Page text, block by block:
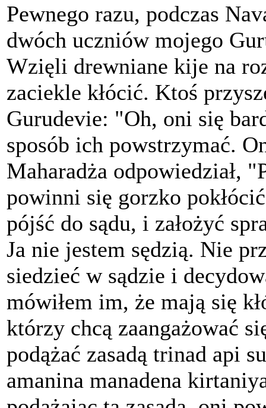
Pewnego razu, podczas
dwóch uczniów mojego
Wzięli drewniane kije na
zaciekle kłócić. Ktoś
Gurudevie: "Oh, oni się
sposób ich powstrzymać.
Maharadża odpowiedział,
powinni się gorzko
pójść do sądu, i założyć
Ja nie jestem sędzią. Nie
siedzieć w sądzie i
mówiłem im, że mają się
którzy chcą zaangażować
podążać zasadą trinad api
amanina manadena